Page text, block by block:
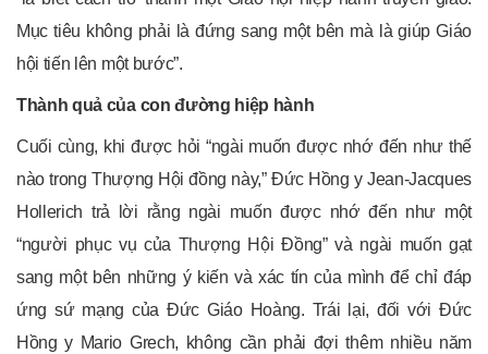
Mục tiêu không phải là đứng sang một bên mà là giúp Giáo
hội tiến lên một bước”.
Thành quả của con đường hiệp hành
Cuối cùng, khi được hỏi “ngài muốn được nhớ đến như thế
nào trong Thượng Hội đồng này,” Đức Hồng y Jean-Jacques
Hollerich trả lời rằng ngài muốn được nhớ đến như một
“người phục vụ của Thượng Hội Đồng” và ngài muốn gạt
sang một bên những ý kiến và xác tín của mình để chỉ đáp
ứng sứ mạng của Đức Giáo Hoàng. Trái lại, đối với Đức
Hồng y Mario Grech, không cần phải đợi thêm nhiều năm